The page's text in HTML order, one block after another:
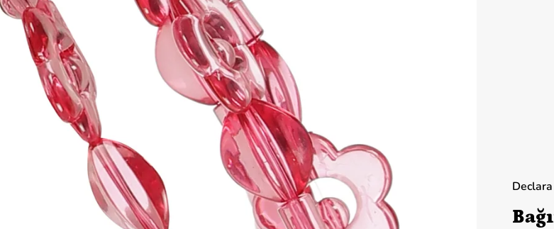
Declara